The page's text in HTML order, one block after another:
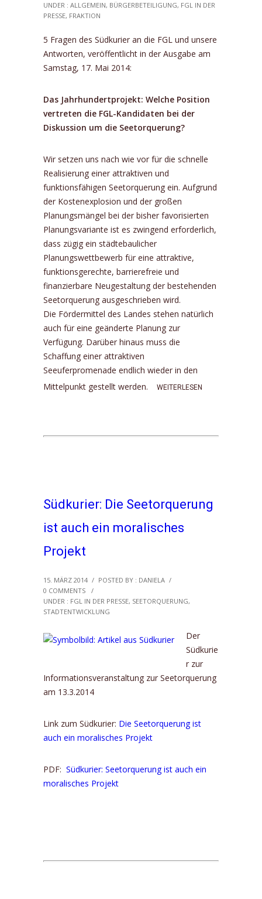
UNDER : ALLGEMEIN, BÜRGERBETEILIGUNG, FGL IN DER
PRESSE, FRAKTION
5 Fragen des Südkurier an die FGL und unsere
Antworten, veröffentlicht in der Ausgabe am
Samstag, 17. Mai 2014:
Das Jahrhundertprojekt: Welche Position
vertreten die FGL-Kandidaten bei der
Diskussion um die Seetorquerung?
Wir setzen uns nach wie vor für die schnelle
Realisierung einer attraktiven und
funktionsfähigen Seetorquerung ein. Aufgrund
der Kostenexplosion und der großen
Planungsmängel bei der bisher favorisierten
Planungsvariante ist es zwingend erforderlich,
dass zügig ein städtebaulicher
Planungswettbewerb für eine attraktive,
funktionsgerechte, barrierefreie und
finanzierbare Neugestaltung der bestehenden
Seetorquerung ausgeschrieben wird.
Die Fördermittel des Landes stehen natürlich
auch für eine geänderte Planung zur
Verfügung. Darüber hinaus muss die
Schaffung einer attraktiven
Seeuferpromenade endlich wieder in den
Mittelpunkt gestellt werden.
WEITERLESEN
Südkurier: Die Seetorquerung
ist auch ein moralisches
Projekt
15. MÄRZ 2014 / POSTED BY : DANIELA /
0 COMMENTS
/
UNDER : FGL IN DER PRESSE, SEETORQUERUNG,
STADTENTWICKLUNG
Der
Südkurie
r zur
Informationsveranstaltung zur Seetorquerung
am 13.3.2014
Link zum Südkurier: Die Seetorquerung ist
auch ein moralisches Projekt
PDF: Südkurier: Seetorquerung ist auch ein
moralisches Projekt